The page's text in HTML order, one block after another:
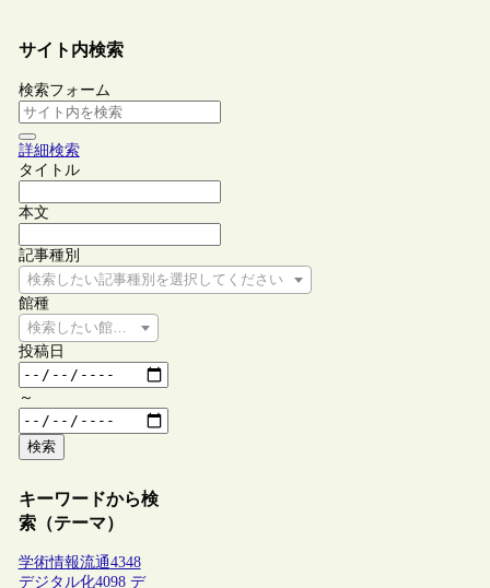
サイト内検索
検索フォーム
詳細検索
タイトル
本文
記事種別
検索したい記事種別を選択してください
館種
検索したい館種を選択してください
投稿日
～
検索
キーワードから検
索（テーマ）
学術情報流通4348
デジタル化4098 デ